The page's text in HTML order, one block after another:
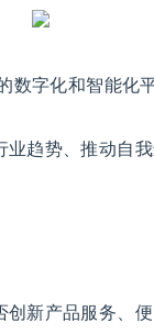
字化和智能化
趋势、推动自
新产品服务、